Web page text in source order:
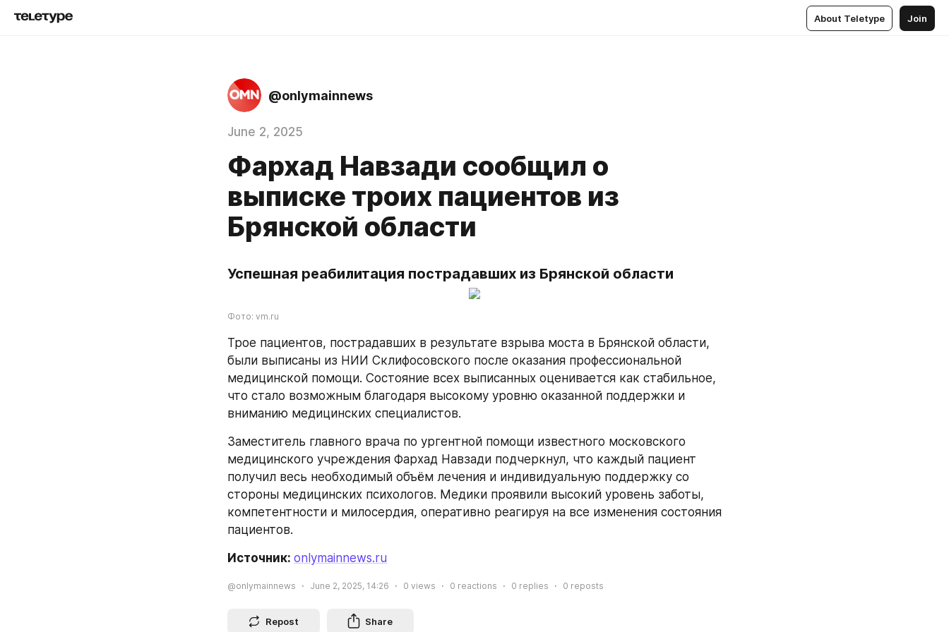
About Teletype Join
@onlymainnews
June 2, 2025
Фархад Навзади сообщил о
выписке троих пациентов из
Брянской области
Успешная реабилитация пострадавших из Брянской области
Фото: vm.ru
Трое пациентов, пострадавших в результате взрыва моста в Брянской области,
были выписаны из НИИ Склифосовского после оказания профессиональной
медицинской помощи. Состояние всех выписанных оценивается как стабильное,
что стало возможным благодаря высокому уровню оказанной поддержки и
вниманию медицинских специалистов.
Заместитель главного врача по ургентной помощи известного московского
медицинского учреждения Фархад Навзади подчеркнул, что каждый пациент
получил весь необходимый объём лечения и индивидуальную поддержку со
стороны медицинских психологов. Медики проявили высокий уровень заботы,
компетентности и милосердия, оперативно реагируя на все изменения состояния
пациентов.
Источник: onlymainnews.ru
@onlymainnews June 2, 2025, 14:26 0 views 0 reactions 0 replies 0 reposts
Repost Share